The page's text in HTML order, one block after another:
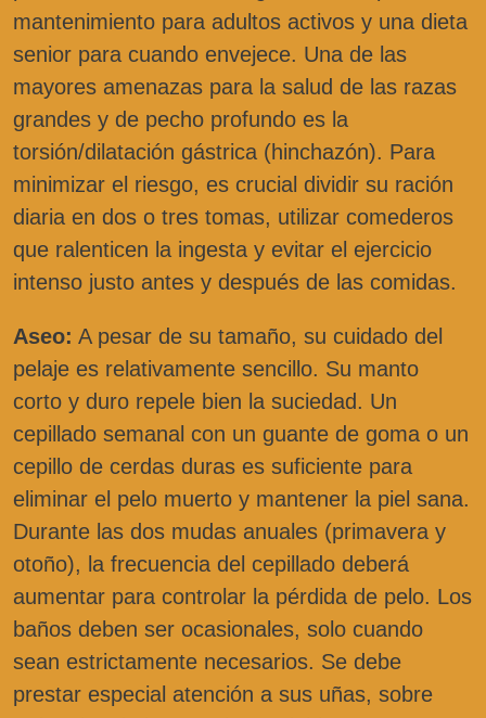
mantenimiento para adultos activos y una dieta
senior para cuando envejece. Una de las
mayores amenazas para la salud de las razas
grandes y de pecho profundo es la
torsión/dilatación gástrica (hinchazón). Para
minimizar el riesgo, es crucial dividir su ración
diaria en dos o tres tomas, utilizar comederos
que ralenticen la ingesta y evitar el ejercicio
intenso justo antes y después de las comidas.
Aseo: A pesar de su tamaño, su cuidado del
pelaje es relativamente sencillo. Su manto
corto y duro repele bien la suciedad. Un
cepillado semanal con un guante de goma o un
cepillo de cerdas duras es suficiente para
eliminar el pelo muerto y mantener la piel sana.
Durante las dos mudas anuales (primavera y
otoño), la frecuencia del cepillado deberá
aumentar para controlar la pérdida de pelo. Los
baños deben ser ocasionales, solo cuando
sean estrictamente necesarios. Se debe
prestar especial atención a sus uñas, sobre